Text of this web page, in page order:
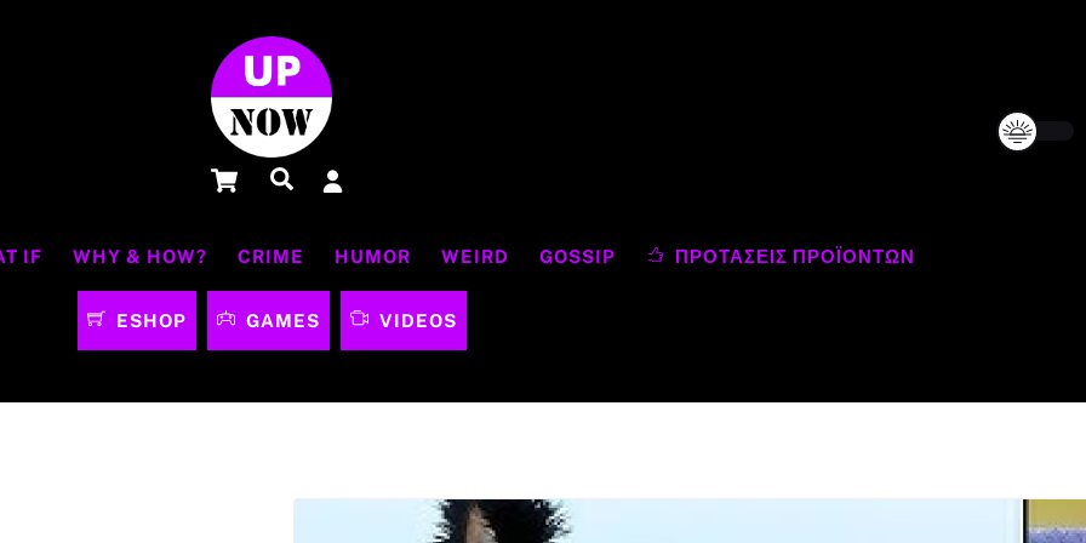
Cart Αναζήτηση
IF WHY & HOW? CRIME HUMOR WEIRD GOSSIP ΠΡΟΤΆΣΕΙΣ ΠΡΟΪΌΝΤΩΝ
ESHOP GAMES VIDEOS